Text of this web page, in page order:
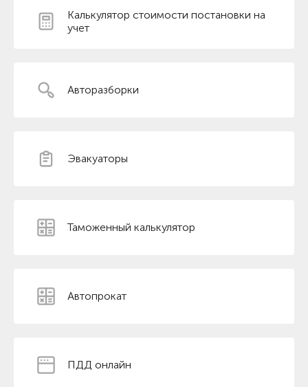
Калькулятор стоимости постановки на
учет
Авторазборки
Эвакуаторы
Таможенный калькулятор
Автопрокат
ПДД онлайн